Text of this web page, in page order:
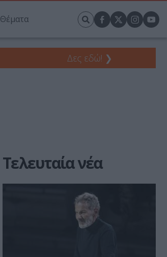
Θέματα
Δες εδώ! ❯
Τελευταία νέα